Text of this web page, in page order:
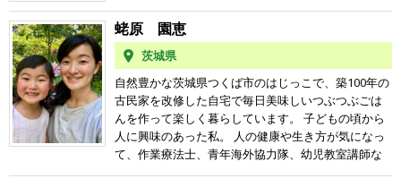
は体に悪いです！」と言われ、絶望。疲れたり、体
調悪いとついつい甘いもの食べすぎては、自己嫌
悪。体にいいものをバランスよく食べたいけれど、
それって何をどうやって食べればいいのかわからな
いし、料理も苦手…… そのころに出会った、未来食
つぶつぶ。雑穀ご飯を食べ始め、調味料や調理法を
変え、仲間と料理を楽しむうちに、ふと気づくと体
調不良が一つずつ消えていき、なんとあんなに嫌い
で引き出して料理したら「おいしい〜！！こんなお
いしい料理ができるんだ！」とびっくり！料理苦手
な私にもできちゃった！その感動をみなさんに伝え
たい！一緒にはじめてのつぶつぶ料理を楽しみませ
んか？？よろしくお願いします。※お子様連れも大
歓迎です。安心してお越し下さい。
蛯原 園恵
茨城県
自然豊かな茨城県つくば市のはじっこで、築100年の
古民家を改修した自宅で毎日美味しいつぶつぶごは
んを作って楽しく暮らしています。 子どもの頃から
人に興味のあった私。 人の健康や生き方が気になっ
て、作業療法士、青年海外協力隊、幼児教室講師な
ど、子どもから大人まで、人にかかわるお仕事をし